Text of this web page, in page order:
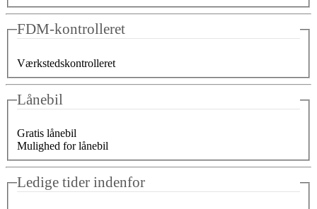
FDM-kontrolleret
Værkstedskontrolleret
Lånebil
Gratis lånebil
Mulighed for lånebil
Ledige tider indenfor